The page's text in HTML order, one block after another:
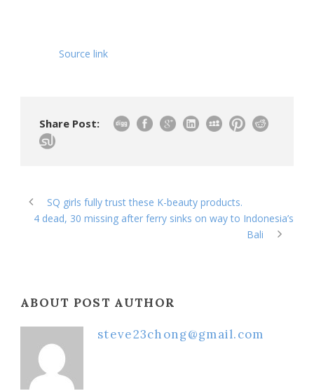
Source link
Share Post:
SQ girls fully trust these K-beauty products.
4 dead, 30 missing after ferry sinks on way to Indonesia’s
Bali
ABOUT POST AUTHOR
steve23chong@gmail.com